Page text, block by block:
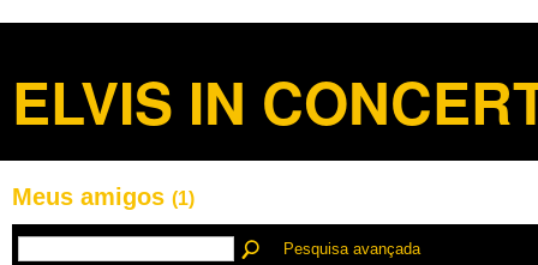
ELVIS IN
Meus amigos (1)
Pesquisa avançada